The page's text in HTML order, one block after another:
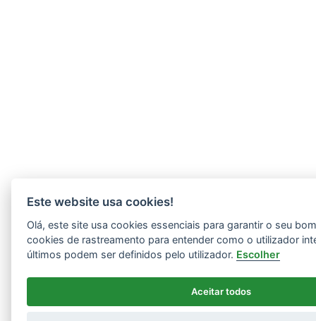
Este website usa cookies!
Olá, este site usa cookies essenciais para garantir o seu
cookies de rastreamento para entender como o utilizador
últimos podem ser definidos pelo utilizador. Escolher
Aceitar todos